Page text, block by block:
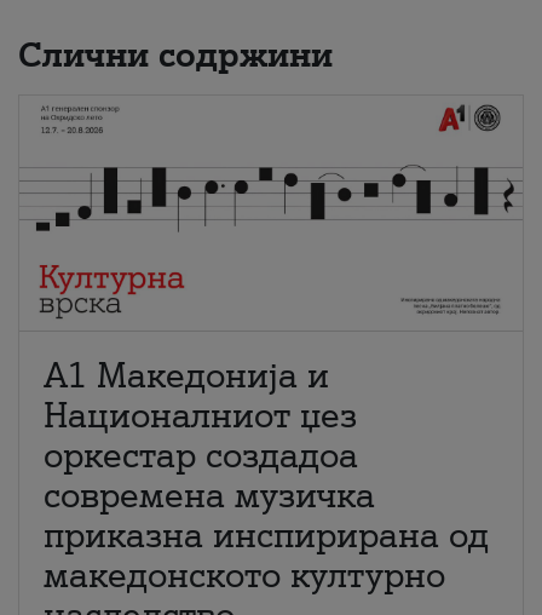
Слични содржини
А1 Македонија и
Националниот џез
оркестар создадоа
современа музичка
приказна инспирирана од
македонското културно